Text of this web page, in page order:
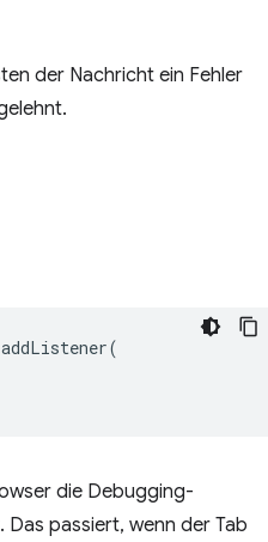
der Nachricht ein Fehler
addListener(
die Debugging-
passiert, wenn der Tab